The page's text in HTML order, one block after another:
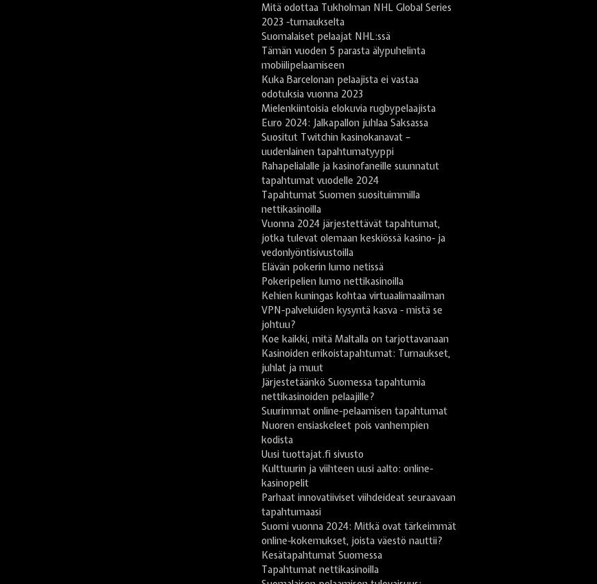
Mitä odottaa Tukholman NHL Global Series
2023 -turnaukselta
Suomalaiset pelaajat NHL:ssä
Tämän vuoden 5 parasta älypuhelinta
mobiilipelaamiseen
Kuka Barcelonan pelaajista ei vastaa
odotuksia vuonna 2023
Mielenkiintoisia elokuvia rugbypelaajista
Euro 2024: Jalkapallon juhlaa Saksassa
Suositut Twitchin kasinokanavat –
uudenlainen tapahtumatyyppi
Rahapelialalle ja kasinofaneille suunnatut
tapahtumat vuodelle 2024
Tapahtumat Suomen suosituimmilla
nettikasinoilla
Vuonna 2024 järjestettävät tapahtumat,
jotka tulevat olemaan keskiössä kasino- ja
vedonlyöntisivustoilla
Elävän pokerin lumo netissä
Pokeripelien lumo nettikasinoilla
Kehien kuningas kohtaa virtuaalimaailman
VPN-palveluiden kysyntä kasva - mistä se
johtuu?
Koe kaikki, mitä Maltalla on tarjottavanaan
Kasinoiden erikoistapahtumat: Turnaukset,
juhlat ja muut
Järjestetäänkö Suomessa tapahtumia
nettikasinoiden pelaajille?
Suurimmat online-pelaamisen tapahtumat
Nuoren ensiaskeleet pois vanhempien
kodista
Uusi tuottajat.fi sivusto
Kulttuurin ja viihteen uusi aalto: online-
kasinopelit
Parhaat innovatiiviset viihdeideat seuraavaan
tapahtumaasi
Suomi vuonna 2024: Mitkä ovat tärkeimmät
online-kokemukset, joista väestö nauttii?
Kesätapahtumat Suomessa
Tapahtumat nettikasinoilla